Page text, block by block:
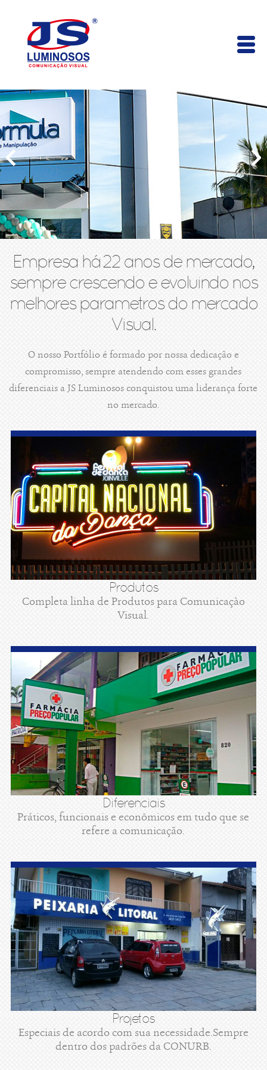
Empresa há 22 anos de mercado,
sempre crescendo e evoluindo nos
melhores parametros do mercado
Visual.
O nosso Portfólio é formado por nossa dedicação e
compromisso, sempre atendendo com esses grandes
diferenciais a JS Luminosos conquistou uma liderança forte
no mercado.
Produtos
Completa linha de Produtos para Comunicaçào
Visual.
Diferenciais
Práticos, funcionais e econômicos em tudo que se
refere a comunicação.
Projetos
Especiais de acordo com sua necessidade.Sempre
dentro dos padrões da CONURB.